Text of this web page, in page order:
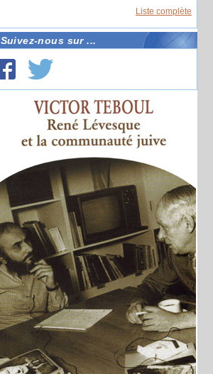
Liste complète
Suivez-nous sur ...